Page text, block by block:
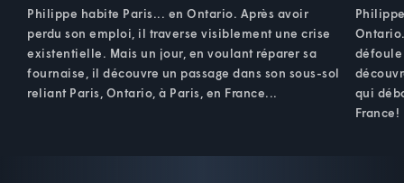
Philippe habite Paris... en Ontario. Après avoir
perdu son emploi, il traverse visiblement une crise
existentielle. Mais un jour, en voulant réparer sa
fournaise, il découvre un passage dans son sous-sol
reliant Paris, Ontario, à Paris, en France...
défoule
qui
France!